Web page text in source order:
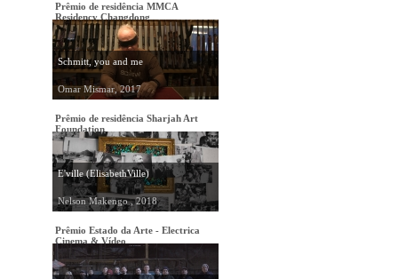
Prêmio de residência MMCA
Residency Changdong
Schmitt, you and me
Omar Mismar, 2017
Prêmio de residência Sharjah Art
Foundation
E'ville (ElisabethVille)
Nelson Makengo , 2018
Prêmio Estado da Arte - Electrica
Cinema & Vídeo